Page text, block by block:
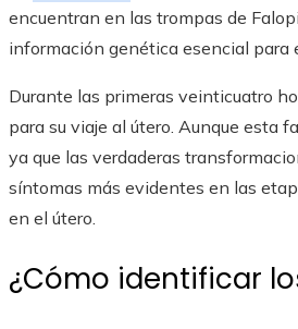
encuentran en las trompas de
información genética esencial para
Durante las primeras veinticuatro
para su viaje al útero. Aunque esta
ya que las verdaderas
síntomas más evidentes en las
en el útero.
¿Cómo identificar